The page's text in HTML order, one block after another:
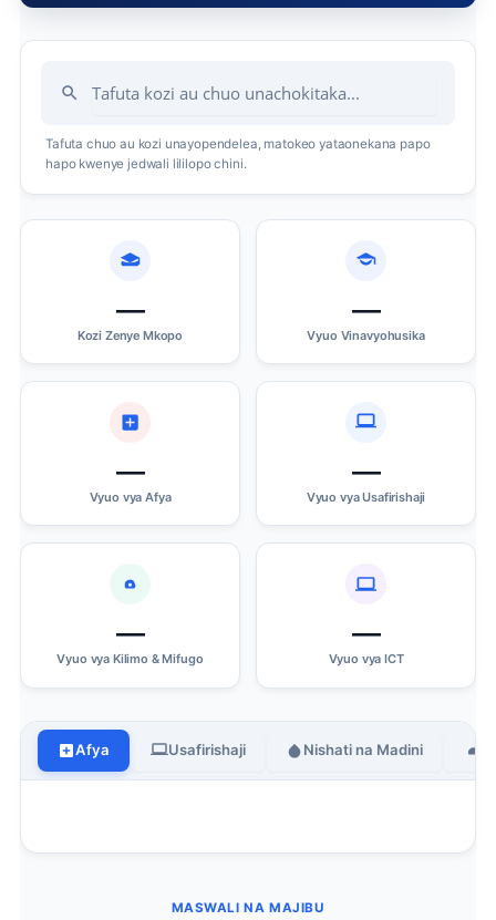
Tafuta chuo au kozi unayopendelea, matokeo yataonekana papo
hapo kwenye jedwali lililopo chini.
—
Kozi Zenye Mkopo
—
Vyuo Vinavyohusika
—
Vyuo vya Afya
—
Vyuo vya Usafirishaji
—
Vyuo vya Kilimo & Mifugo
—
Vyuo vya ICT
Afya Usafirishaji Nishati na Madini
MASWALI NA MAJIBU